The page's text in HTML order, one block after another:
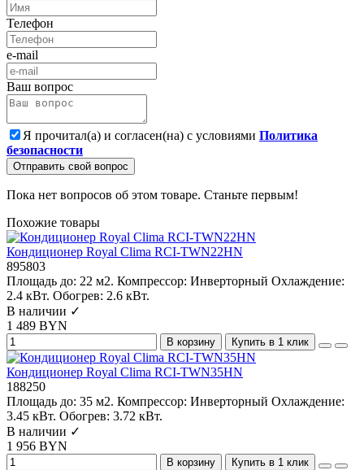
Телефон
e-mail
Ваш вопрос
Я прочитал(а) и согласен(на) с условиями Политика
безопасности
Отправить свой вопрос
Пока нет вопросов об этом товаре. Станьте первым!
Похожие товары
Кондиционер Royal Clima RCI-TWN22HN
895803
Площадь до: 22 м2. Компрессор: Инверторный Охлаждение:
2.4 кВт. Обогрев: 2.6 кВт.
В наличии ✓
1 489 BYN
В корзину Купить в 1 клик
Кондиционер Royal Clima RCI-TWN35HN
188250
Площадь до: 35 м2. Компрессор: Инверторный Охлаждение:
3.45 кВт. Обогрев: 3.72 кВт.
В наличии ✓
1 956 BYN
В корзину Купить в 1 клик